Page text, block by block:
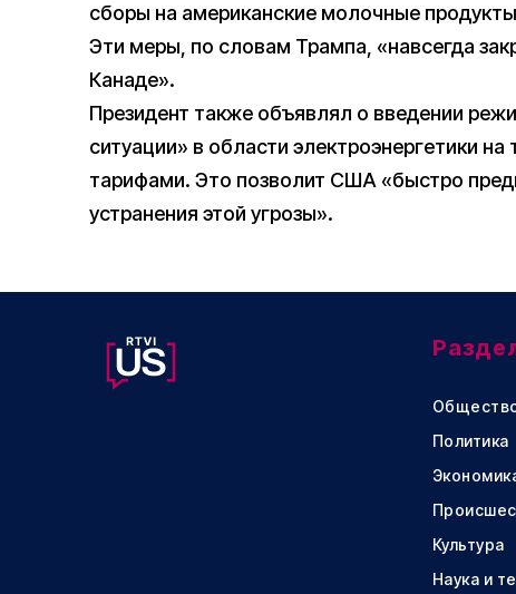
сборы на американские молочные
Эти меры, по словам Трампа, «навсегда
Канаде».
Президент также объявлял о введении
ситуации» в области электроэнергетики
тарифами. Это позволит США «быстро
устранения этой угрозы».
Политика
Культура
Наука и